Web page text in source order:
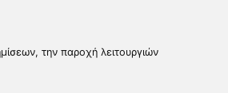
την παροχή λειτουργιών